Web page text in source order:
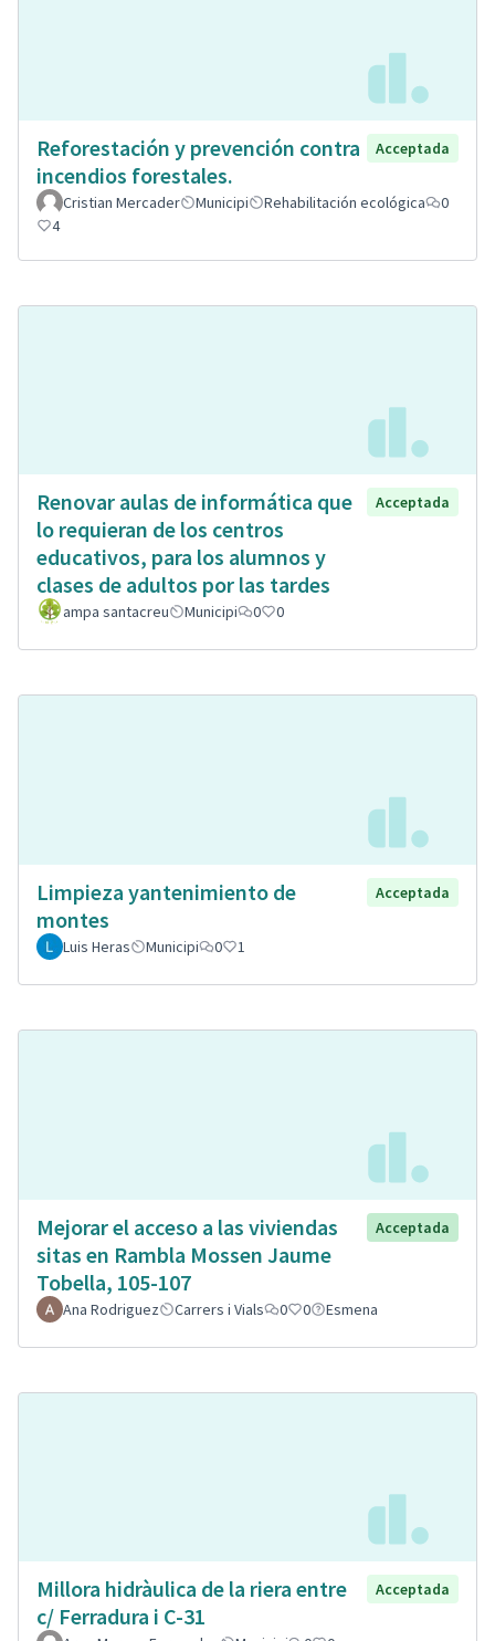
Reforestación y prevención contra
incendios forestales.
Acceptada
Cristian Mercader Municipi Rehabilitación ecológica
0
4
Renovar aulas de informática que
lo requieran de los centros
educativos, para los alumnos y
clases de adultos por las tardes
Acceptada
ampa santacreu Municipi 0 0
Limpieza yantenimiento de
montes
Acceptada
Luis Heras Municipi 0 1
Mejorar el acceso a las viviendas
sitas en Rambla Mossen Jaume
Tobella, 105-107
Acceptada
Ana Rodriguez Carrers i Vials 0 0 Esmena
Millora hidràulica de la riera entre
c/ Ferradura i C-31
Acceptada